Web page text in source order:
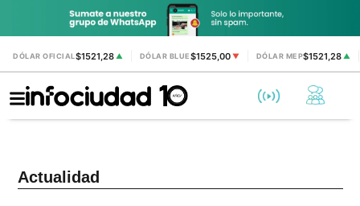
DÓLAR OFICIAL$1521,28 ▲ DÓLAR BLUE$1525,00 ▼ DÓLAR MEP$1521,28▲
Actualidad